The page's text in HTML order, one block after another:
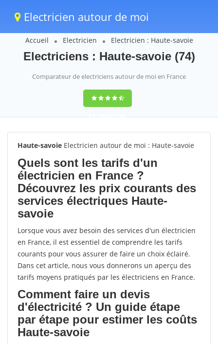
Electricien autour de moi
Accueil Electricien Electricien : Haute-savoie
Electriciens : Haute-savoie (74)
Comparateur de electriciens autour de moi en France
9,6(100%)1388
votes
Haute-savoie Electricien autour de moi : Haute-savoie
Quels sont les tarifs d'un
électricien en France ?
Découvrez les prix courants des
services électriques Haute-
savoie
Lorsque vous avez besoin des services d'un électricien
en France, il est essentiel de comprendre les tarifs
courants pour vous assurer de faire un choix éclairé.
Dans cet article, nous vous donnerons un aperçu des
tarifs moyens pratiqués par les électriciens en France.
Comment faire un devis
d'électricité ? Un guide étape
par étape pour estimer les coûts
Haute-savoie